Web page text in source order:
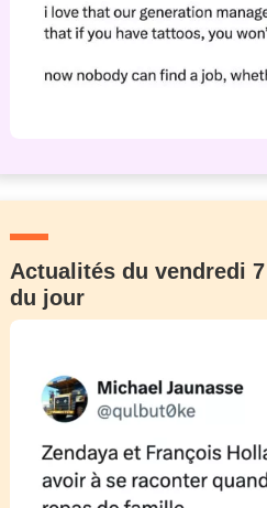
Actualités du vendredi
du jour